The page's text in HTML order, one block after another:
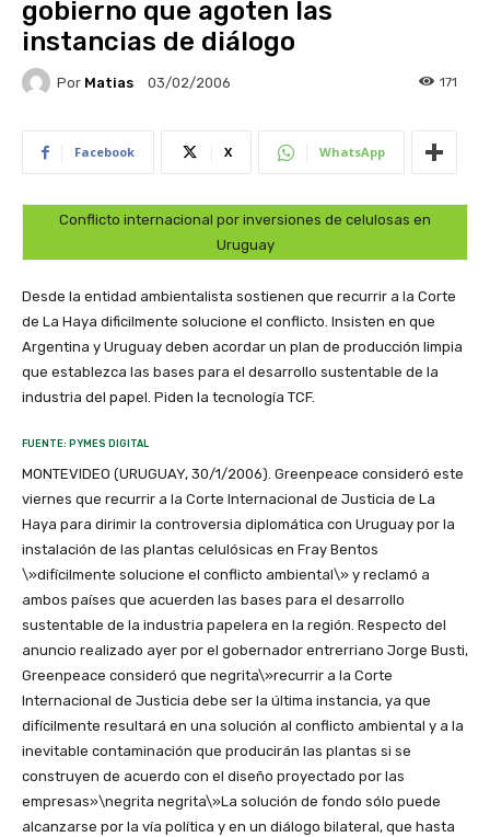
gobierno que agoten las
instancias de diálogo
Por Matias 03/02/2006 171
Facebook X WhatsApp
Conflicto internacional por inversiones de celulosas en
Uruguay
Desde la entidad ambientalista sostienen que recurrir a la Corte
de La Haya dificilmente solucione el conflicto. Insisten en que
Argentina y Uruguay deben acordar un plan de producción limpia
que establezca las bases para el desarrollo sustentable de la
industria del papel. Piden la tecnología TCF.
FUENTE: PYMES DIGITAL
MONTEVIDEO (URUGUAY, 30/1/2006). Greenpeace consideró este
viernes que recurrir a la Corte Internacional de Justicia de La
Haya para dirimir la controversia diplomática con Uruguay por la
instalación de las plantas celulósicas en Fray Bentos
\»difícilmente solucione el conflicto ambiental\» y reclamó a
ambos países que acuerden las bases para el desarrollo
sustentable de la industria papelera en la región. Respecto del
anuncio realizado ayer por el gobernador entrerriano Jorge Busti,
Greenpeace consideró que negrita\»recurrir a la Corte
Internacional de Justicia debe ser la última instancia, ya que
difícilmente resultará en una solución al conflicto ambiental y a la
inevitable contaminación que producirán las plantas si se
construyen de acuerdo con el diseño proyectado por las
empresas»\negrita negrita\»La solución de fondo sólo puede
alcanzarse por la vía política y en un diálogo bilateral, que hasta